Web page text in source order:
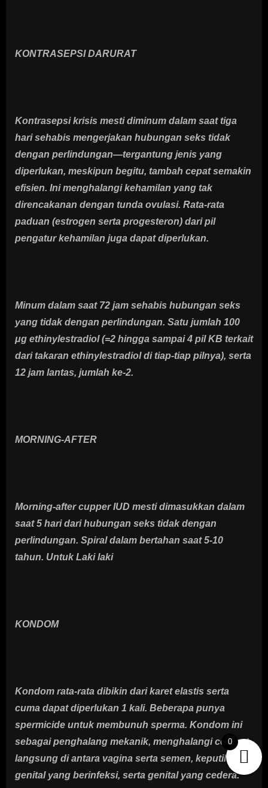
KONTRASEPSI DARURAT
Kontrasepsi krisis mesti diminum dalam saat tiga
hari sehabis mengerjakan hubungan seks tidak
dengan perlindungan—tergantung jenis yang
diperlukan, meskipun begitu, tambah cepat semakin
efisien. Ini menghalangi kehamilan yang tak
direncakanan dengan tunda ovulasi. Rata-rata
paduan (estrogen serta progesteron) dari pil
pengatur kehamilan juga dapat diperlukan.
Minum dalam saat 72 jam sehabis hubungan seks
yang tidak dengan perlindungan. Satu jumlah 100
μg ethinylestradiol (=2 hingga sampai 4 pil KB terkait
dari takaran ethinylestradiol di tiap-tiap pilnya), serta
12 jam lantas, jumlah ke-2.
MORNING-AFTER
Morning-after cupper IUD mesti dimasukkan dalam
saat 5 hari dari hubungan seks tidak dengan
perlindungan. Spiral dalam bertahan saat 5-10
tahun. Untuk Laki laki
KONDOM
Kondom rata-rata dibikin dari karet elastis serta
cuma dapat diperlukan 1 kali. Beberapa punya
spermicide untuk membunuh sperma. Kondom ini
sebagai penghalang mekanik, menghalangi contact
langsung di antara vagina serta semen, keputihan
genital yang berinfeksi, serta genital yang cedera.
0